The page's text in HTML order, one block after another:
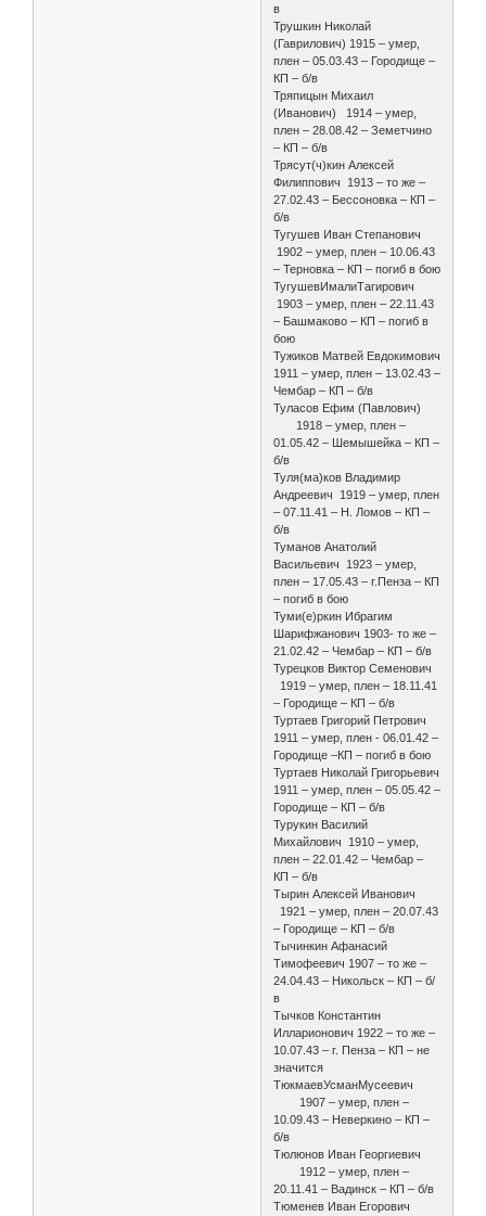
в
Трушкин Николай
(Гаврилович) 1915 – умер,
плен – 05.03.43 – Городище –
КП – б/в
Тряпицын Михаил
(Иванович) 1914 – умер,
плен – 28.08.42 – Земетчино
– КП – б/в
Трясут(ч)кин Алексей
Филиппович 1913 – то же –
27.02.43 – Бессоновка – КП –
б/в
Тугушев Иван Степанович
1902 – умер, плен – 10.06.43
– Терновка – КП – погиб в бою
ТугушевИмалиТагирович
1903 – умер, плен – 22.11.43
– Башмаково – КП – погиб в
бою
Тужиков Матвей Евдокимович
1911 – умер, плен – 13.02.43 –
Чембар – КП – б/в
Туласов Ефим (Павлович)
1918 – умер, плен –
01.05.42 – Шемышейка – КП –
б/в
Туля(ма)ков Владимир
Андреевич 1919 – умер, плен
– 07.11.41 – Н. Ломов – КП –
б/в
Туманов Анатолий
Васильевич 1923 – умер,
плен – 17.05.43 – г.Пенза – КП
– погиб в бою
Туми(е)ркин Ибрагим
Шарифжанович 1903- то же –
21.02.42 – Чембар – КП – б/в
Турецков Виктор Семенович
1919 – умер, плен – 18.11.41
– Городище – КП – б/в
Туртаев Григорий Петрович
1911 – умер, плен - 06.01.42 –
Городище –КП – погиб в бою
Туртаев Николай Григорьевич
1911 – умер, плен – 05.05.42 –
Городище – КП – б/в
Турукин Василий
Михайлович 1910 – умер,
плен – 22.01.42 – Чембар –
КП – б/в
Тырин Алексей Иванович
1921 – умер, плен – 20.07.43
– Городище – КП – б/в
Тычинкин Афанасий
Тимофеевич 1907 – то же –
24.04.43 – Никольск – КП – б/
в
Тычков Константин
Илларионович 1922 – то же –
10.07.43 – г. Пенза – КП – не
значится
ТюкмаевУсманМусеевич
1907 – умер, плен –
10.09.43 – Неверкино – КП –
б/в
Тюлюнов Иван Георгиевич
1912 – умер, плен –
20.11.41 – Вадинск – КП – б/в
Тюменев Иван Егорович